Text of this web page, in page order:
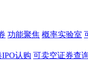
功能聚焦 概率实验室
认购 可卖空证券查